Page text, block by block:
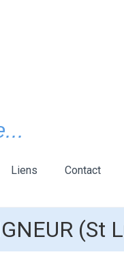
Liens Contact
(St